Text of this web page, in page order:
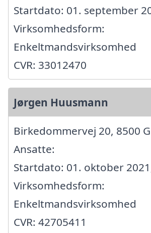
Startdato: 01. september
Virksomhedsform:
Enkeltmandsvirksomhed
CVR: 33012470
Jørgen Huusmann
Birkedommervej 20, 8500
Ansatte:
Startdato: 01. oktober
Virksomhedsform:
Enkeltmandsvirksomhed
CVR: 42705411